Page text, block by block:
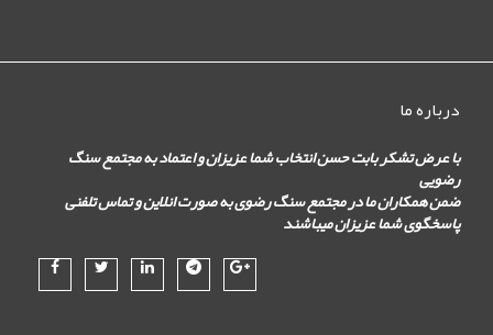
درباره ما
با عرض تشکر بابت حسن انتخاب شما عزیزان و اعتماد به مجتمع سنگ
رضویی
ضمن همکاران ما در مجتمع سنگ رضوی به صورت انلاین و تماس تلفنی
پاسخگوی شما عزیزان میباشند